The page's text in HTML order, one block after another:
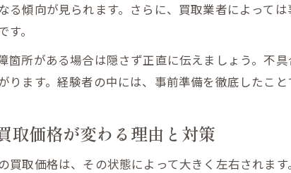
ギター買取の査定基
買取価格を上げるた
買取業者の口コミや
回収サービスでエレ
自宅でできる買取査
る傾向が見られます。さらに、買取業者によって
。
箇所がある場合は隠さず正直に伝えましょう。不
ります。経験者の中には、事前準備を徹底したこ
取価格が変わる理由と対策
買取価格は、その状態によって大きく左右されま